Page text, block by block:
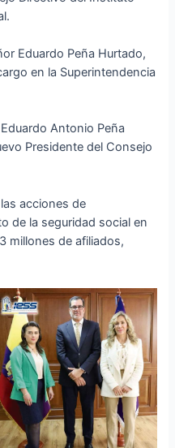
Eduardo Peña Hurtado,
en la Superintendencia
Antonio Peña
Presidente del Consejo
acciones de
de la seguridad social en
millones de afiliados,